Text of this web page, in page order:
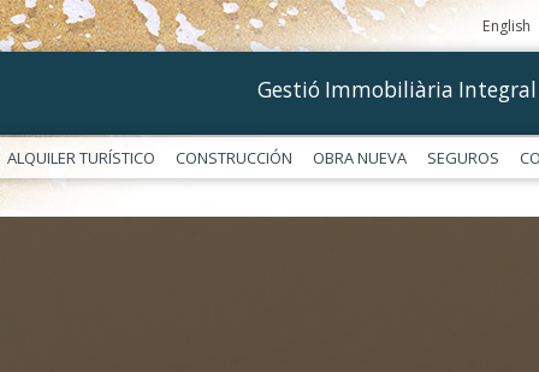
English
Gestió Immobiliària Integral
ALQUILER TURÍSTICO CONSTRUCCIÓN OBRA NUEVA SEGUROS